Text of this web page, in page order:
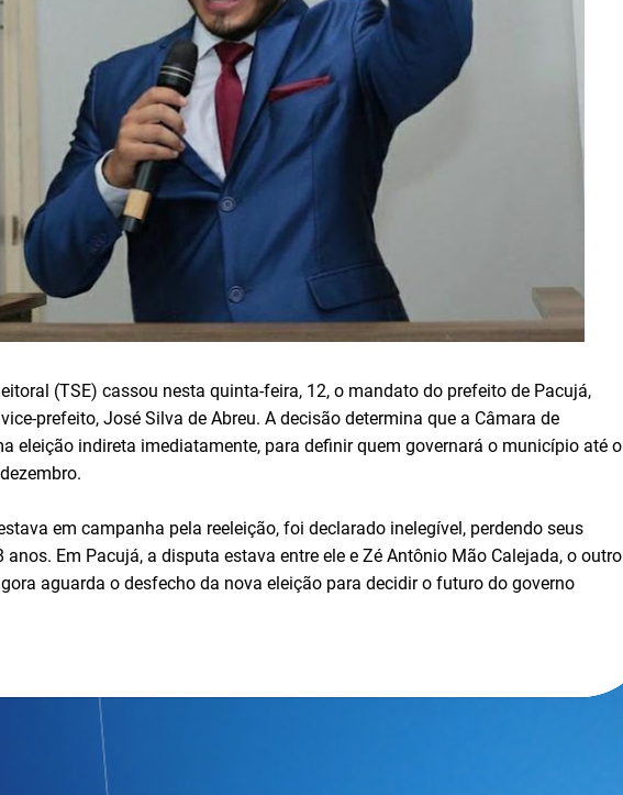
(TSE) cassou nesta quinta-feira, 12, o mandato do prefeito de Pacujá,
prefeito, José Silva de Abreu. A decisão determina que a Câmara de
eleição indireta imediatamente, para definir quem governará o município até o
em campanha pela reeleição, foi declarado inelegível, perdendo seus
Em Pacujá, a disputa estava entre ele e Zé Antônio Mão Calejada, o outro
aguarda o desfecho da nova eleição para decidir o futuro do governo